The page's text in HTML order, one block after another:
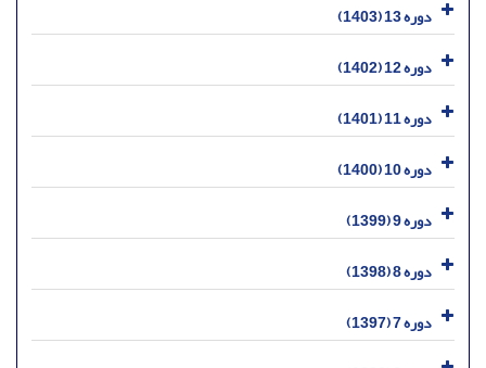
دوره 13 (1403)
دوره 12 (1402)
دوره 11 (1401)
دوره 10 (1400)
دوره 9 (1399)
دوره 8 (1398)
دوره 7 (1397)